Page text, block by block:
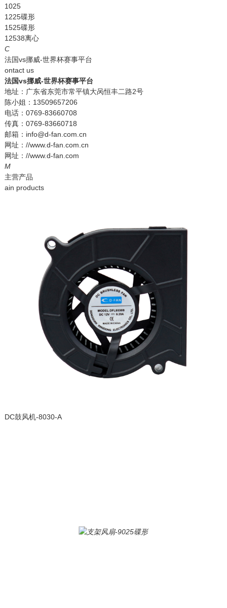
1025
1225碟形
1525碟形
12538离心
C
法国vs挪威-世界杯赛事平台
ontact us
法国vs挪威-世界杯赛事平台
地址：广东省东莞市常平镇大呙恒丰二路2号
陈小姐：13509657206
电话：0769-83660708
传真：0769-83660718
邮箱：info@d-fan.com.cn
网址：//www.d-fan.com.cn
网址：//www.d-fan.com
M
主营产品
ain products
DC鼓风机-8030-A